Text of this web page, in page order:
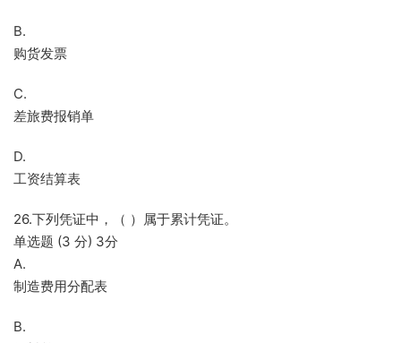
B.
购货发票
C.
差旅费报销单
D.
工资结算表
26.下列凭证中，（ ）属于累计凭证。
单选题 (3 分) 3分
A.
制造费用分配表
B.